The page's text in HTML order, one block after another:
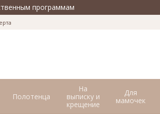
программам
Полотенца
На
выписку и
крещение
Для
мамочек